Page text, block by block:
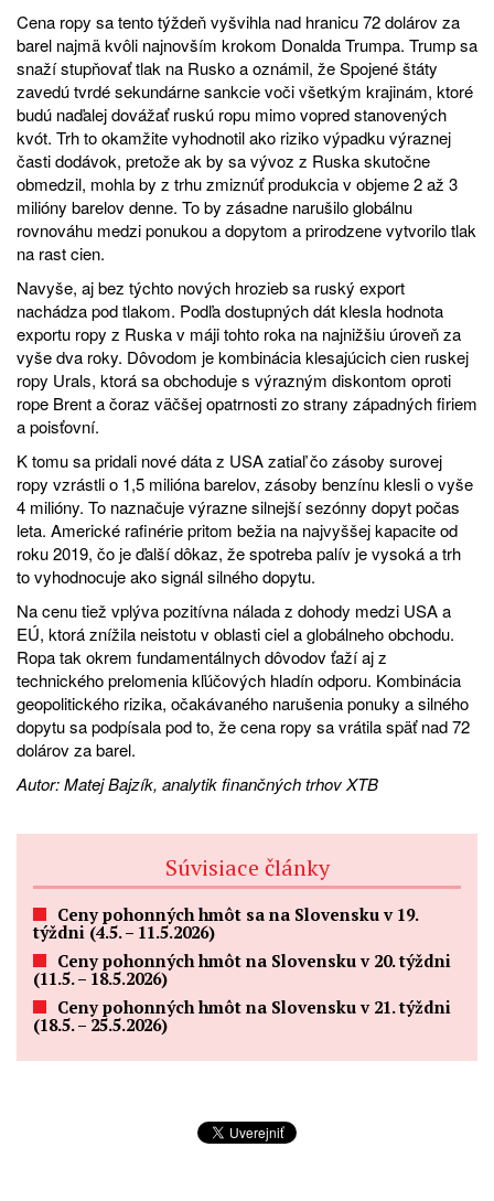
Cena ropy sa tento týždeň vyšvihla nad hranicu 72 dolárov za
barel najmä kvôli najnovším krokom Donalda Trumpa. Trump sa
snaží stupňovať tlak na Rusko a oznámil, že Spojené štáty
zavedú tvrdé sekundárne sankcie voči všetkým krajinám, ktoré
budú naďalej dovážať ruskú ropu mimo vopred stanovených
kvót. Trh to okamžite vyhodnotil ako riziko výpadku výraznej
časti dodávok, pretože ak by sa vývoz z Ruska skutočne
obmedzil, mohla by z trhu zmiznúť produkcia v objeme 2 až 3
milióny barelov denne. To by zásadne narušilo globálnu
rovnováhu medzi ponukou a dopytom a prirodzene vytvorilo tlak
na rast cien.
Navyše, aj bez týchto nových hrozieb sa ruský export
nachádza pod tlakom. Podľa dostupných dát klesla hodnota
exportu ropy z Ruska v máji tohto roka na najnižšiu úroveň za
vyše dva roky. Dôvodom je kombinácia klesajúcich cien ruskej
ropy Urals, ktorá sa obchoduje s výrazným diskontom oproti
rope Brent a čoraz väčšej opatrnosti zo strany západných firiem
a poisťovní.
K tomu sa pridali nové dáta z USA zatiaľ čo zásoby surovej
ropy vzrástli o 1,5 milióna barelov, zásoby benzínu klesli o vyše
4 milióny. To naznačuje výrazne silnejší sezónny dopyt počas
leta. Americké rafinérie pritom bežia na najvyššej kapacite od
roku 2019, čo je ďalší dôkaz, že spotreba palív je vysoká a trh
to vyhodnocuje ako signál silného dopytu.
Na cenu tiež vplýva pozitívna nálada z dohody medzi USA a
EÚ, ktorá znížila neistotu v oblasti ciel a globálneho obchodu.
Ropa tak okrem fundamentálnych dôvodov ťaží aj z
technického prelomenia kľúčových hladín odporu. Kombinácia
geopolitického rizika, očakávaného narušenia ponuky a silného
dopytu sa podpísala pod to, že cena ropy sa vrátila späť nad 72
dolárov za barel.
Autor: Matej Bajzík, analytik finančných trhov XTB
Súvisiace články
Ceny pohonných hmôt sa na Slovensku v 19.
týždni (4.5. – 11.5.2026)
Ceny pohonných hmôt na Slovensku v 20. týždni
(11.5. – 18.5.2026)
Ceny pohonných hmôt na Slovensku v 21. týždni
(18.5. – 25.5.2026)